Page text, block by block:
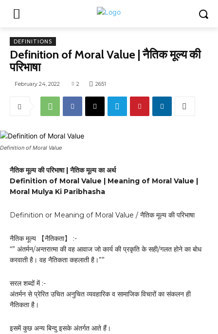
DEFINITIONS
Definition of Moral Value | नैतिक मूल्य की
परिभाषा
February 24, 2022 2 2651
Definition of Moral Value
नैतिक मूल्य की परिभाषा | नैतिक मूल्य का अर्थ
Definition of Moral Value | Meaning of Moral Value |
Moral Mulya Ki Paribhasha
Definition or Meaning of Moral Value / नैतिक मूल्य की परिभाषा
नैतिक मूल्य 【नैतिकता】 :-
“” अंतर्मन/अन्तरात्मा की वह आवाज जो कार्य की प्रकृति के सही/गलत होने का बोध
करवाती है। वह नैतिकता कहलाती है।””
सरल शब्दों में :-
अंतर्मन से प्रेरित उचित अनुचित व्यवहारिक व सामाजिक विचारों का संकलन ही
नैतिकता है।
इसमें कुछ अन्य बिन्दु इसके अंतर्गत आते हैं।